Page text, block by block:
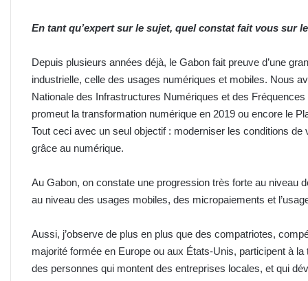
En tant qu’expert sur le sujet, quel constat fait vous sur
Depuis plusieurs années déjà, le Gabon fait preuve d’une
industrielle, celle des usages numériques et mobiles. Nous
Nationale des Infrastructures Numériques et des
promeut la transformation numérique en 2019 ou encore le
Tout ceci avec un seul objectif : moderniser les conditions
grâce au numérique.
Au Gabon, on constate une progression très forte au niveau
au niveau des usages mobiles, des micropaiements et
Aussi, j’observe de plus en plus que des compatriotes,
majorité formée en Europe ou aux États-Unis, participent à
des personnes qui montent des entreprises locales, et qui